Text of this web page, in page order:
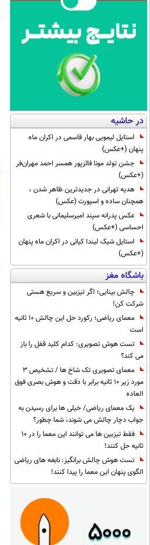
در حاشیه
استایل لیمویی بهار قاسمی در اکران ماه
پنهان (+عکس)
جشن تولد مونا فائزپور همسر احمد مهران‌فر
(+عکس)
هدیه تهرانی در جدیدترین ظاهر شدن ،
همچنان ساده و اسپورت (عکس)
عکس پدرانه سپند امیرسلیمانی با شعری
احساسی (+عکس)
استایل شیک لیندا کیانی در اکران ماه پنهان
(+عکس)
باشگاه مغز
چالش بینایی؛ اگر تیزبین و سریع هستی
شرکت کن!
معمای ریاضی؛ رکورد حل این چالش 10 ثانیه
است
تست هوش تصویری: کدام کلید قفل را باز
می کند؟
معمای تصویری تک شاخ ها / تشخیص 3
مورد زیر 10 ثانیه برابر با دقت و هوش بصری فوق
العاده
یک معمای ریاضی/ خیلی ها برای رسیدن به
جواب دچار چالش می شوند، شما چطور؟
فقط تیزبین ها می توانند این معما را در 10
ثانیه حل کنند!
تست هوش چالش برانگیز: نابغه های ریاضی
الگوی پنهان این معما را پیدا کنند!